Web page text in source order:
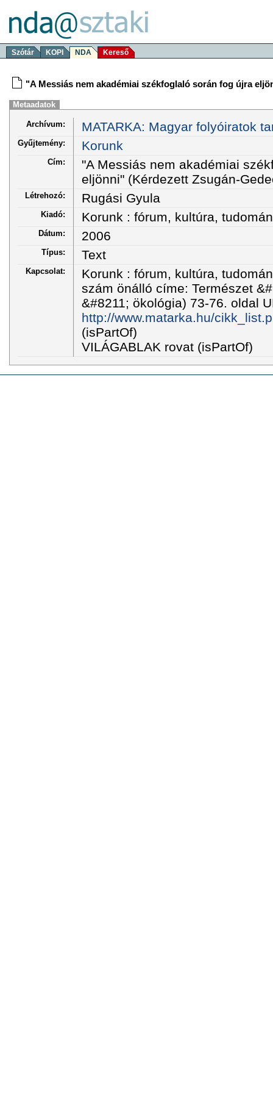
Szótár KOPI NDA Kereső
"A Messiás nem akadémiai székfoglaló során fog újra
Metaadatok
Archívum: MATARKA: Magyar folyóiratok
Gyűjtemény: Korunk
Cím:
"A Messiás nem akadémiai
eljönni" (Kérdezett Zsugán-
Létrehozó: Rugási Gyula
Kiadó: Korunk : fórum, kultúra,
Dátum: 2006
Típus: Text
Kapcsolat:
Korunk : fórum, kultúra,
szám önálló címe: Természet
&#8211; ökológia) 73-76. oldal
http://www.matarka.hu/
(isPartOf)
VILÁGABLAK rovat (isPartOf)